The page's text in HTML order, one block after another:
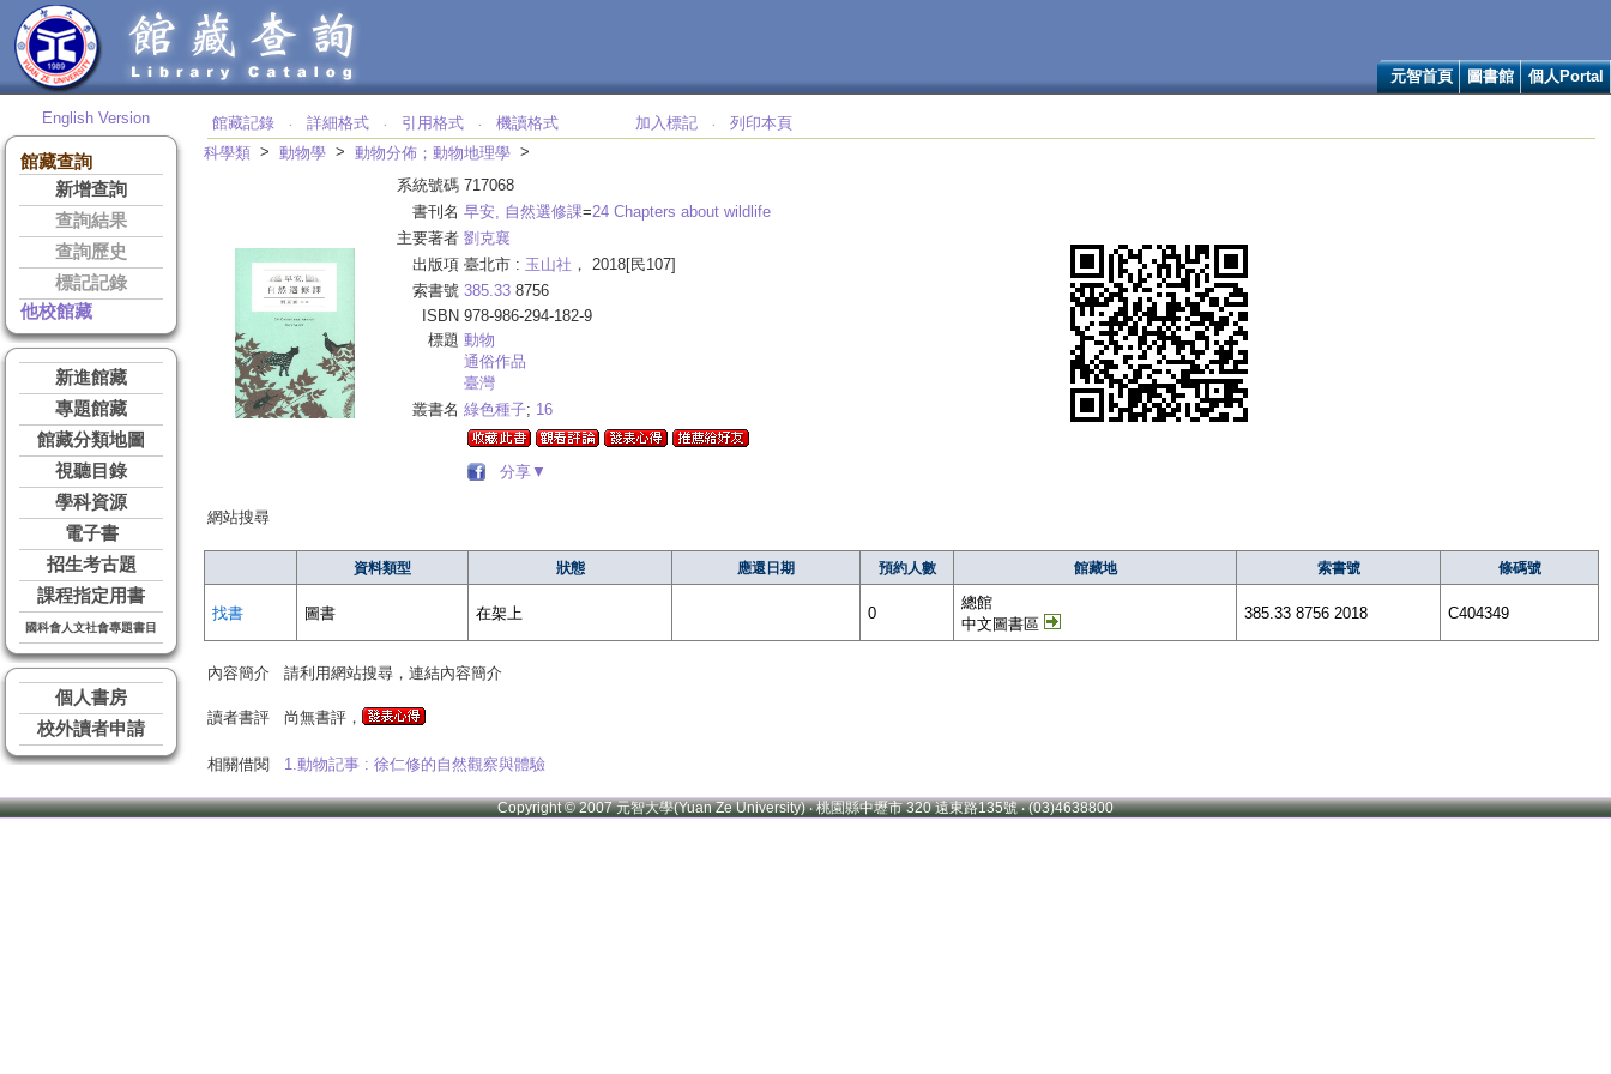
元智首頁 圖書館 個人Portal
English Version
館藏查詢
新增查詢
查詢結果
查詢歷史
標記記錄
他校館藏
新進館藏
專題館藏
館藏分類地圖
視聽目錄
學科資源
電子書
招生考古題
課程指定用書
國科會人文社會專題書目
個人書房
校外讀者申請
館藏記錄 ‧ 詳細格式 ‧ 引用格式 ‧ 機讀格式 加入標記 ‧
列印本頁
科學類 > 動物學 > 動物分佈；動物地理學 >
系統號碼 717068
書刊名 早安, 自然選修課=24 Chapters about wildlife
主要著者 劉克襄
出版項 臺北市 : 玉山社 ， 2018[民107]
索書號 385.33 8756
ISBN 978-986-294-182-9
標題 動物
通俗作品
臺灣
叢書名 綠色種子; 16
分享▼
網站搜尋
資料類型 狀態 應還日期 預約人數 館藏地 索書號 條碼號
找書 圖書 在架上 0
總館
中文圖書區
385.33 8756 2018 C404349
內容簡介 請利用網站搜尋，連結內容簡介
讀者書評 尚無書評，
相關借閱 1.動物記事 : 徐仁修的自然觀察與體驗
Copyright © 2007 元智大學(Yuan Ze University) ‧ 桃園縣中壢市 320 遠東路135號 ‧ (03)4638800